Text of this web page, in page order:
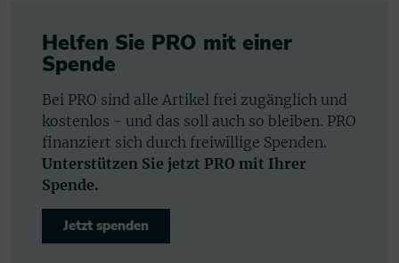
Helfen Sie PRO mit einer
Spende
Bei PRO sind alle Artikel frei zugänglich und
kostenlos - und das soll auch so bleiben. PRO
finanziert sich durch freiwillige Spenden.
Unterstützen Sie jetzt PRO mit Ihrer
Spende.
Jetzt spenden